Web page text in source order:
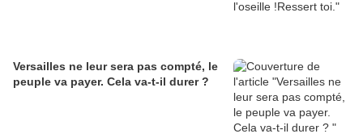
Versailles ne leur sera pas compté, le
peuple va payer. Cela va-t-il durer ?